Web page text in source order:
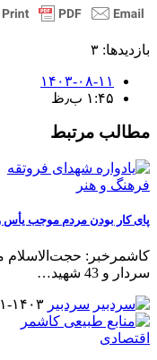
بازدیدها: ۳
۱۴۰۳-۰۸-۱۱
۱:۴۵ ب٫ظ
مطالب مرتبط
فرهنگ و هنر
پای کار بودن مردم موجب
سردار و 43 شهید
…
سردبیر ۱۴۰۳-۱۱-۱۱
اقتصادی